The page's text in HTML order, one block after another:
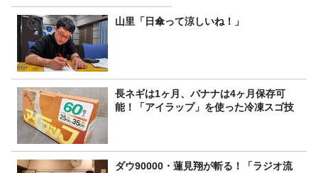
山里「日傘って涼しいね！」
長ネギは1ヶ月、バナナは4ヶ月保存可
能！「アイラップ」を使った冷凍スゴ技
ダウ90000・蓮見翔が斬る！「ラジオ流